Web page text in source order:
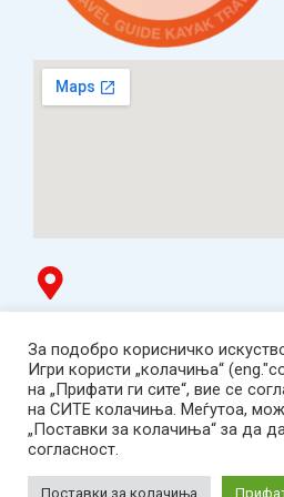
ТЦ Буњаковец - 1. кат, Скопје.
Tел: 078 669 482
Работно време: пон-пет 12:00-19:00 /саб
2001-2026 Goblin Games,
Гоблин ДОО, Скопје.
За подобро корисничко
Игри користи „колачиња“
на „Прифати ги сите“, вие се
на СИТЕ колачиња. Меѓутоа,
„Поставки за колачиња“ за да
согласност.
Поставки за колачиња